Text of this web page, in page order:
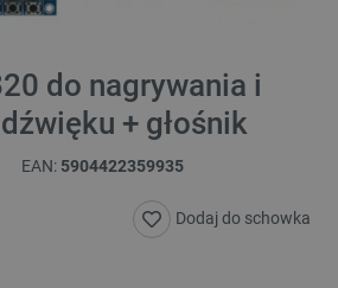
do nagrywania i
+ głośnik
EAN: 5904422359935
Dodaj do schowka